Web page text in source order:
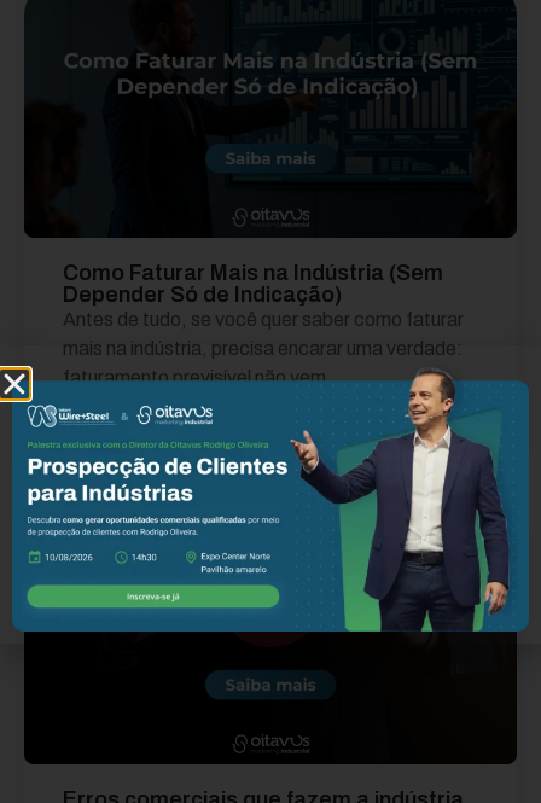
Como Faturar Mais na Indústria (Sem
Depender Só de Indicação)
Antes de tudo, se você quer saber como faturar
mais na indústria, precisa encarar uma verdade:
faturamento previsível não vem...
Leia mais